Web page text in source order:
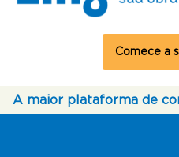
Comece a
A maior plataforma de